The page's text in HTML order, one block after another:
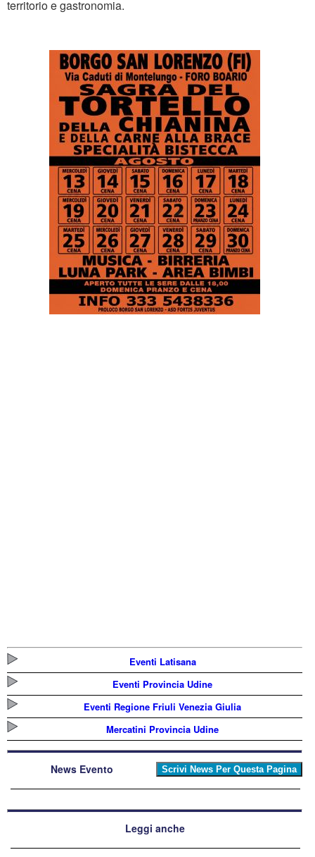
territorio e gastronomia.
Eventi Latisana
Eventi Provincia Udine
Eventi Regione Friuli Venezia Giulia
Mercatini Provincia Udine
News Evento
Leggi anche